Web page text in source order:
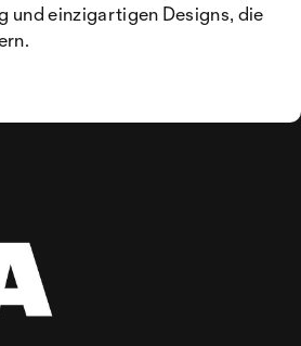
und einzigartigen Designs, die